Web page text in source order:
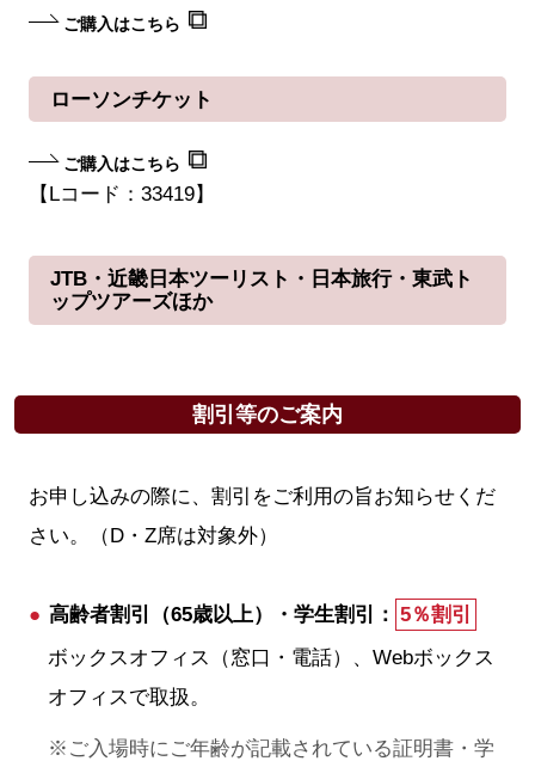
ご購入はこちら
ローソンチケット
ご購入はこちら
【Lコード：33419】
JTB・近畿日本ツーリスト・日本旅行・東武ト
ップツアーズほか
割引等のご案内
お申し込みの際に、割引をご利用の旨お知らせくだ
さい。（D・Z席は対象外）
高齢者割引（65歳以上）・学生割引： 5％割引
ボックスオフィス（窓口・電話）、Webボックス
オフィスで取扱。
ご入場時にご年齢が記載されている証明書・学